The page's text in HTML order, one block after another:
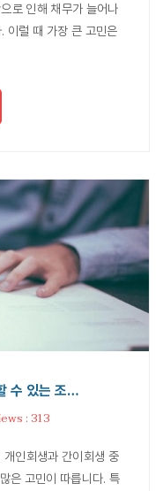
로 인해 채무가 늘어나
이럴 때 가장 큰 고민은
수 있는 조…
: 313
인회생과 간이회생 중
은 고민이 따릅니다. 특